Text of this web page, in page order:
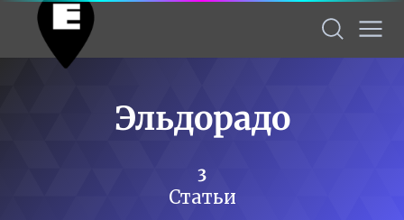
Эльдорадо
3
Статьи